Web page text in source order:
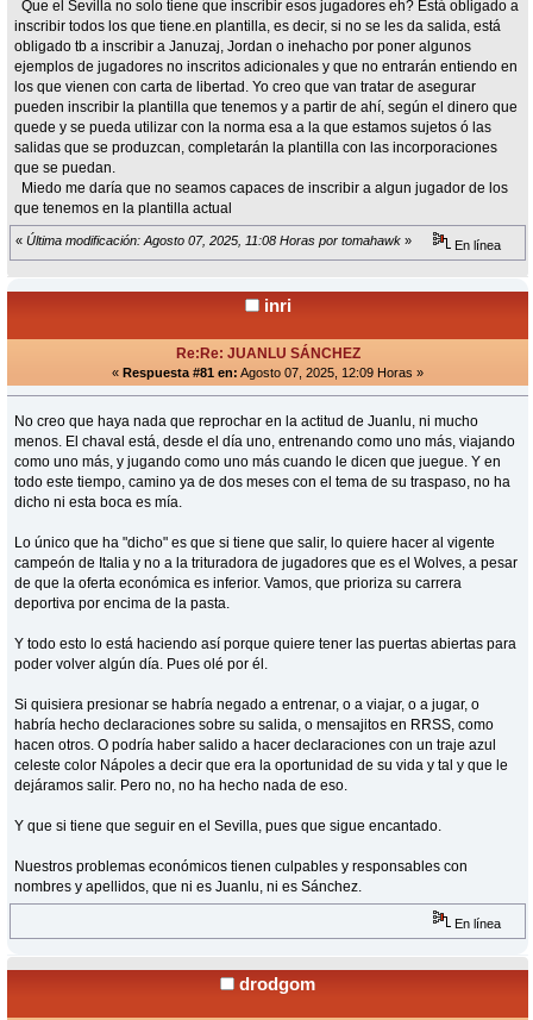
Que el Sevilla no solo tiene que inscribir esos jugadores eh? Está obligado a
inscribir todos los que tiene.en plantilla, es decir, si no se les da salida, está
obligado tb a inscribir a Januzaj, Jordan o inehacho por poner algunos
ejemplos de jugadores no inscritos adicionales y que no entrarán entiendo en
los que vienen con carta de libertad. Yo creo que van tratar de asegurar
pueden inscribir la plantilla que tenemos y a partir de ahí, según el dinero que
quede y se pueda utilizar con la norma esa a la que estamos sujetos ó las
salidas que se produzcan, completarán la plantilla con las incorporaciones
que se puedan.
Miedo me daría que no seamos capaces de inscribir a algun jugador de los
que tenemos en la plantilla actual
« Última modificación: Agosto 07, 2025, 11:08 Horas por tomahawk » En línea
inri
Re:Re: JUANLU SÁNCHEZ
« Respuesta #81 en: Agosto 07, 2025, 12:09 Horas »
No creo que haya nada que reprochar en la actitud de Juanlu, ni mucho
menos. El chaval está, desde el día uno, entrenando como uno más, viajando
como uno más, y jugando como uno más cuando le dicen que juegue. Y en
todo este tiempo, camino ya de dos meses con el tema de su traspaso, no ha
dicho ni esta boca es mía.
Lo único que ha "dicho" es que si tiene que salir, lo quiere hacer al vigente
campeón de Italia y no a la trituradora de jugadores que es el Wolves, a pesar
de que la oferta económica es inferior. Vamos, que prioriza su carrera
deportiva por encima de la pasta.
Y todo esto lo está haciendo así porque quiere tener las puertas abiertas para
poder volver algún día. Pues olé por él.
Si quisiera presionar se habría negado a entrenar, o a viajar, o a jugar, o
habría hecho declaraciones sobre su salida, o mensajitos en RRSS, como
hacen otros. O podría haber salido a hacer declaraciones con un traje azul
celeste color Nápoles a decir que era la oportunidad de su vida y tal y que le
dejáramos salir. Pero no, no ha hecho nada de eso.
Y que si tiene que seguir en el Sevilla, pues que sigue encantado.
Nuestros problemas económicos tienen culpables y responsables con
nombres y apellidos, que ni es Juanlu, ni es Sánchez.
En línea
drodgom